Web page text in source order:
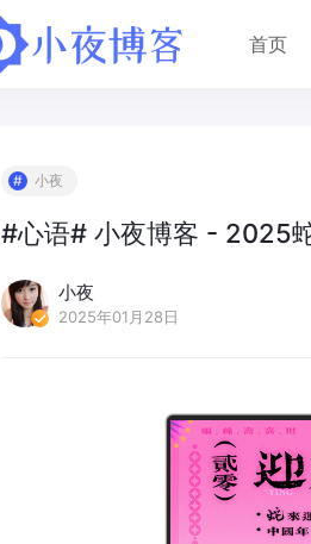
首页
小夜
#心语# 小夜博客 - 2025
小夜
2025年01月28日